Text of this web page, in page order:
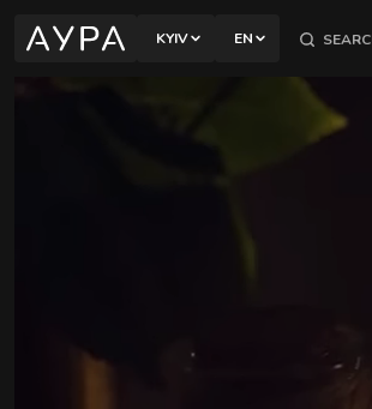
KYIV
PECHERSKY DISTRICT
EN